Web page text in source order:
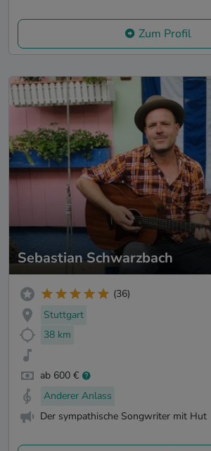
Zum Profil
Sebastian Schwarzbach
(36)
Stuttgart
38 km
ab 600 €
Anderer Anlass
Der sympathische Songwriter mit Hut